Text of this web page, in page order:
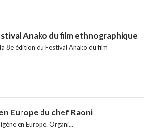
Anako du film ethnographique
8e édition du Festival Anako du film
Europe du chef Raoni
en Europe. Organi...